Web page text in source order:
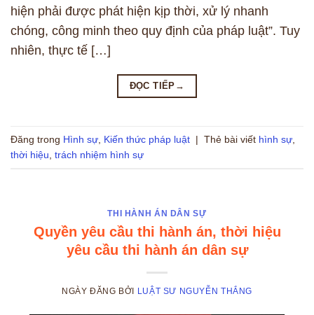
hiện phải được phát hiện kịp thời, xử lý nhanh
chóng, công minh theo quy định của pháp luật”. Tuy
nhiên, thực tế […]
ĐỌC TIẾP →
Đăng trong Hình sự Kiến thức pháp luật | Thẻ bài viết hình sự
thời hiệu trách nhiệm hình sự
THI HÀNH ÁN DÂN SỰ
Quyền yêu cầu thi hành án, thời hiệu
yêu cầu thi hành án dân sự
NGÀY ĐĂNG BỞI LUẬT SƯ NGUYỄN THẮNG